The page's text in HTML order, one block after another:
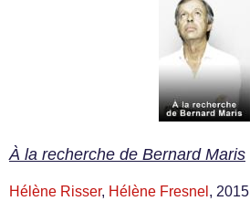
À la recherche de Bernard Maris
Hélène Risser, Hélène Fresnel , 2015